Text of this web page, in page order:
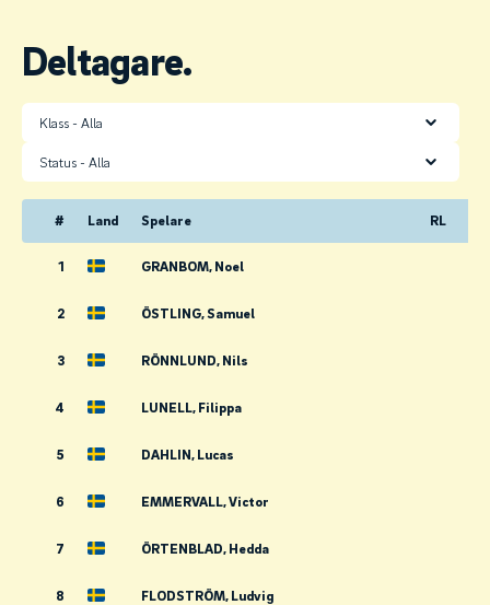
Deltagare.
Klass
Status
# Land Spelare RL
1 GRANBOM, Noel
2 ÖSTLING, Samuel
3 RÖNNLUND, Nils
4 LUNELL, Filippa
5 DAHLIN, Lucas
6 EMMERVALL, Victor
7 ÖRTENBLAD, Hedda
8 FLODSTRÖM, Ludvig